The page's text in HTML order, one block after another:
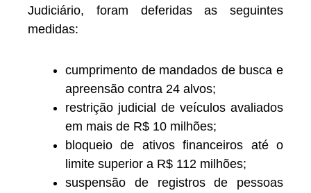
Judiciário, foram deferidas as seguintes
medidas:
cumprimento de mandados de busca e
apreensão contra 24 alvos;
restrição judicial de veículos avaliados
em mais de R$ 10 milhões;
bloqueio de ativos financeiros até o
limite superior a R$ 112 milhões;
suspensão de registros de pessoas